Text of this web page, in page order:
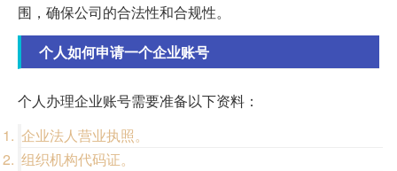
围，确保公司的合法性和合规性。
个人如何申请一个企业账号
个人办理企业账号需要准备以下资料：
企业法人营业执照。
组织机构代码证。